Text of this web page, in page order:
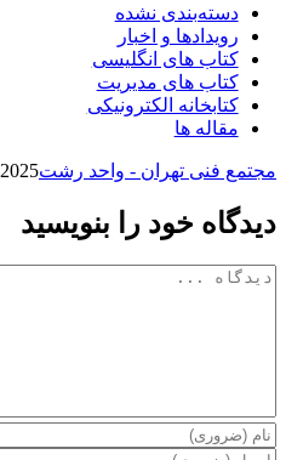
دسته‌بندی نشده
رویدادها و اخبار
کتاب های انگلیسی
کتاب های مدیریت
کتابخانه الکترونیکی
مقاله ها
مجتمع فنی تهران - واحد رشت2025-10-06T13:14:31+03:30
دیدگاه خود را بنویسید
دیدگاه